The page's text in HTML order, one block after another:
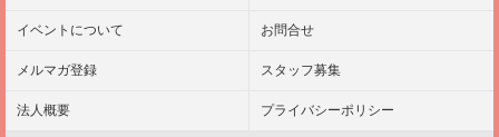
イベントについて お問合せ
メルマガ登録 スタッフ募集
法人概要 プライバシーポリシー